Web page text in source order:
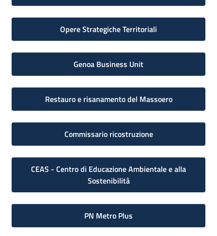
Opere Strategiche Territoriali
Genoa Business Unit
Restauro e risanamento del Massoero
Commissario ricostruzione
CEAS - Centro di Educazione Ambientale e alla
Sostenibilità
PN Metro Plus